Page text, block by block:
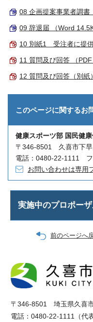
08 企画提案事業者調書
09 辞退届 （Word
10 別紙1 受注者に提供
11 質問及び回答 （PDF
12 質問及び回答（別紙
このページに関するお
健康スポーツ部 国民健
〒346-8501 久喜市下早
電話：0480-22-1111
お問い合わせは専用
実施中のプロポー
前のページへ
〒346-8501 埼玉県久喜
電話：0480-22-1111（代表